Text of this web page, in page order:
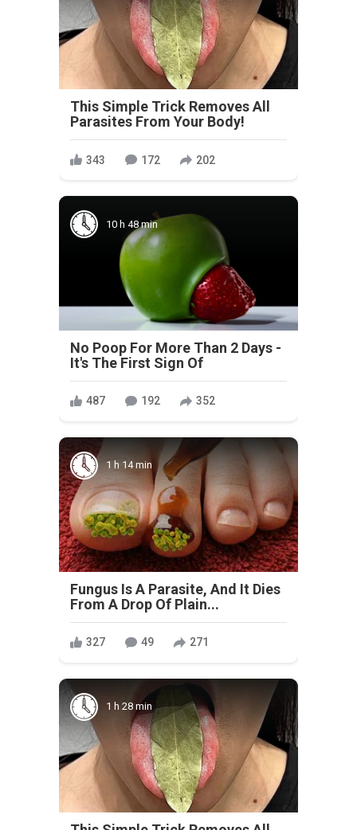
This Simple Trick Removes All
Parasites From Your Body!
343 172 202
10 h 48 min
No Poop For More Than 2 Days -
It's The First Sign Of
487 192 352
1 h 14 min
Fungus Is A Parasite, And It Dies
From A Drop Of Plain...
327 49 271
1 h 28 min